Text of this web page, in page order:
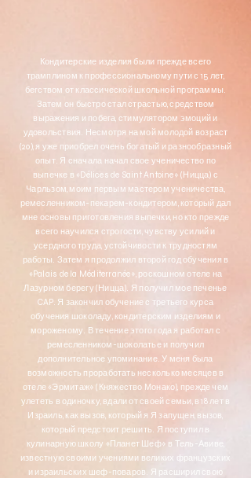
Кондитерские изделия были прежде всего
трамплином к профессиональному пути с 15 лет,
бегством от классической школьной программы.
Затем он быстро стал страстью, средством
выражения и побега, стимулятором эмоций и
удовольствия. Несмотря на мой молодой возраст
(20), я уже приобрел очень богатый и разнообразный
опыт. Я сначала начал свое ученичество по
выпечке в «Délices de Saint Antoine» (Ницца) с
Чарльзом, моим первым мастером ученичества,
ремесленником-пекарем-кондитером, который дал
мне основы приготовления выпечки, но кто прежде
всего научился строгости, чувству усилий и
усердного труда, устойчивости к трудностям
работы. Затем я продолжил второй год обучения в
«Palais de la Méditerranée», роскошном отеле на
Лазурном берегу (Ницца). Я получил мое печенье
CAP. Я закончил обучение с третьего курса
обучения шоколаду, кондитерским изделиям и
мороженому. В течение этого года я работал с
ремесленником-шоколатье и получил
дополнительное упоминание. У меня была
возможность проработать несколько месяцев в
отеле «Эрмитаж» (Княжество Монако), прежде чем
улететь в одиночку, вдали от своей семьи, в 18 лет в
Израиль, как вызов, который я Я запущен, вызов,
который предстоит решить. Я поступил в
кулинарную школу «Планет Шеф» в Тель-Авиве,
известную своими учениями великих французских
и израильских шеф-поваров. Я расширил свою